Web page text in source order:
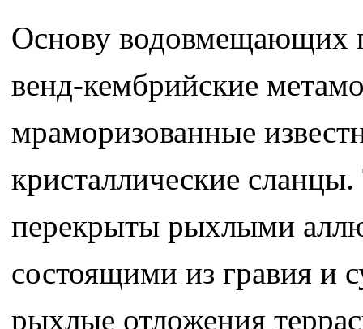
Основу водовмещающих
венд-кембрийские
мраморизованные
кристаллические
перекрыты рыхлыми
состоящими из гравия и
рыхлые отложения